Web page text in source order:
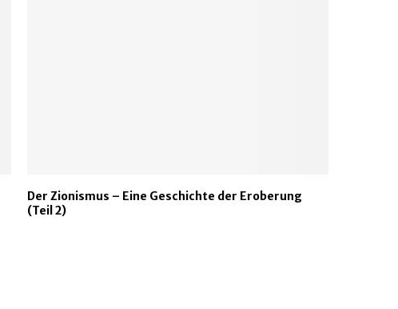
Der Zionismus – Eine Geschichte der Eroberung
(Teil 2)